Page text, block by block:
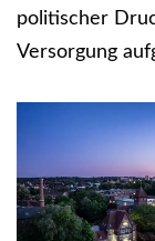
politischer
Versorgung